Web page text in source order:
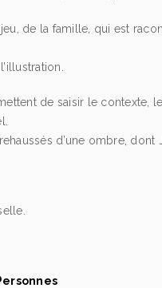
jeu, de la famille, qui est
de saisir le contexte,
d’une ombre, dont